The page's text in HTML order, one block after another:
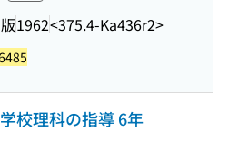
1962<375.4-Ka436r2>
校理科の指導 6年